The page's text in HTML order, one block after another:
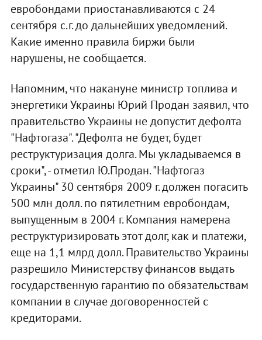
евробондами приостанавливаются с 24
сентября с.г. до дальнейших уведомлений.
Какие именно правила биржи были
нарушены, не сообщается.
Напомним, что накануне министр топлива и
энергетики Украины Юрий Продан заявил, что
правительство Украины не допустит дефолта
"Нафтогаза". "Дефолта не будет, будет
реструктуризация долга. Мы укладываемся в
сроки", - отметил Ю.Продан. "Нафтогаз
Украины" 30 сентября 2009 г. должен погасить
500 млн долл. по пятилетним евробондам,
выпущенным в 2004 г. Компания намерена
реструктуризировать этот долг, как и платежи,
еще на 1,1 млрд долл. Правительство Украины
разрешило Министерству финансов выдать
государственную гарантию по обязательствам
компании в случае договоренностей с
кредиторами.